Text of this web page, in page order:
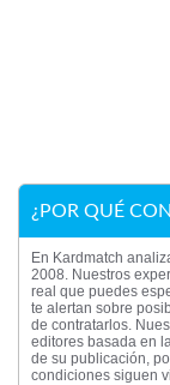
¿POR QUÉ
En Kardmatch
2008. Nuestros
real que puedes
te alertan sobre
de contratarlos.
editores basada en
de su publicación,
condiciones siguen